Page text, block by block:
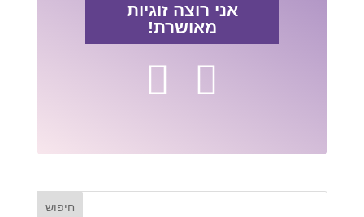
אני רוצה זוגיות
מאושרת!